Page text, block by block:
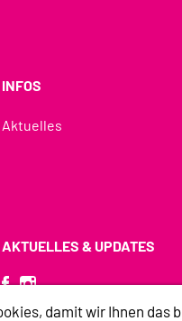
INFOS
Aktuelles
AKTUELLES & UPDATES
damit wir Ihnen